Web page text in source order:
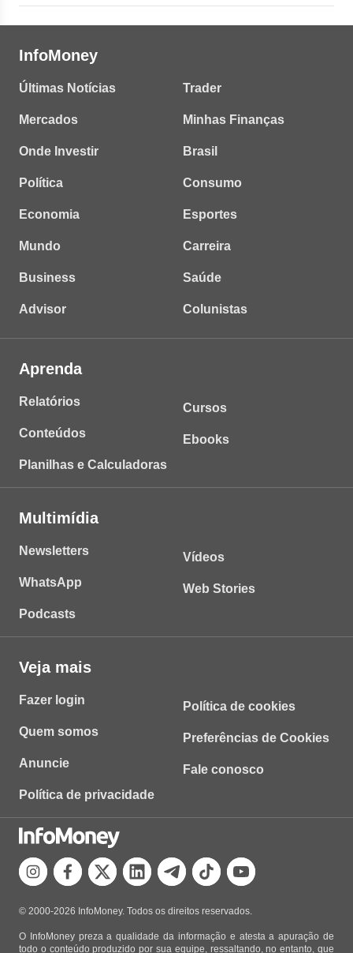
InfoMoney
Últimas Notícias
Mercados
Onde Investir
Política
Economia
Mundo
Business
Advisor
Trader
Minhas Finanças
Brasil
Consumo
Esportes
Carreira
Saúde
Colunistas
Aprenda
Relatórios
Conteúdos
Planilhas e Calculadoras
Cursos
Ebooks
Multimídia
Newsletters
WhatsApp
Podcasts
Vídeos
Web Stories
Veja mais
Fazer login
Quem somos
Anuncie
Política de privacidade
Política de cookies
Preferências de Cookies
Fale conosco
© 2000-2026 InfoMoney. Todos os direitos reservados.
O InfoMoney preza a qualidade da informação e atesta a apuração de
todo o conteúdo produzido por sua equipe, ressaltando, no entanto, que